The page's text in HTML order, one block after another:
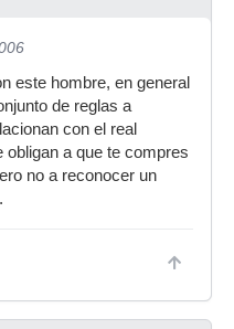
este hombre, en general
de reglas a
con el real
a que te compres
no a reconocer un